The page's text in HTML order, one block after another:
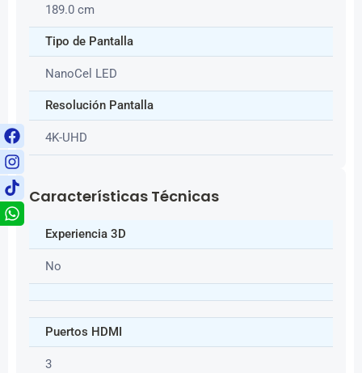
189.0 cm
Tipo de Pantalla
NanoCel LED
Resolución Pantalla
4K-UHD
Características Técnicas
Experiencia 3D
No
Puertos HDMI
3